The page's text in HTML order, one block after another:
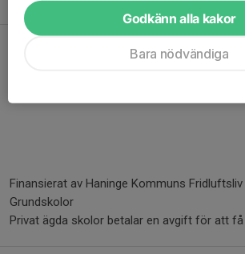
Hör av dig till oss direkt om du är
Finansierat av Haninge Kommuns
Grundskolor
Privat ägda skolor betalar en avgift för att få
Godkänn alla kakor
Bara nödvändiga